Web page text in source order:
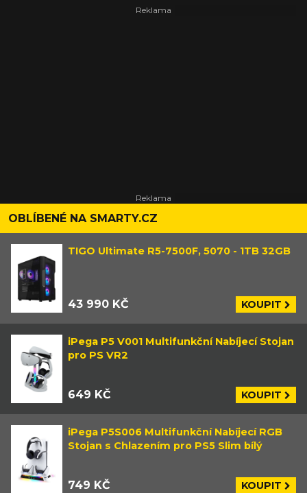
OBLÍBENÉ NA SMARTY.CZ
TIGO Ultimate R5-7500F, 5070 - 1TB 32GB
43 990 KČ KOUPIT
iPega P5 V001 Multifunkční Nabíjecí Stojan
pro PS VR2
649 KČ KOUPIT
iPega P5S006 Multifunkční Nabíjecí RGB
Stojan s Chlazením pro PS5 Slim bílý
749 KČ KOUPIT